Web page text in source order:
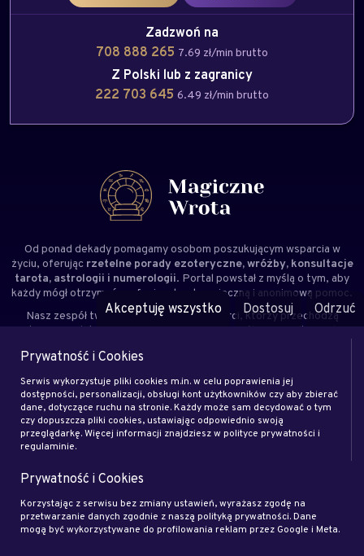
Zadzwoń na
708 888 265 7.69 zł/min brutto
Z Polski lub z zagranicy
222 703 645 6.49 zł/min brutto
Od ponad dekady pomagamy osobom poszukującym wsparcia w
życiu, oferując rzetelne porady ezoteryczne, wróżby, konsultacje
tarota, astrologii i numerologii. Portal powstał z myślą o tym, aby
każdy mógł otrzymać profesjonalną, bezpieczną i anonimową pomoc.
Nasz zespół tworzą doświadczenieksperci, którzy przechodzą
staranną selekcję i weryfikację – nie ma tu osób przypadkowych.
indywidualne potrzeby każdego Klienta.
miejsce, gdzie znajdziesz wskazówki, wsparcie i inspirację na co
dzień.
Pomoc
Jak dzwonić z zagranicy?
Rozmowa bez rejestracji
Zapłać gotówką i rozmawiaj bez limitów
Akceptuję wszystko Dostosuj Odrzuć
Prywatność i Cookies
Serwis wykorzystuje pliki cookies m.in. w celu poprawienia jej
dostępności, personalizacji, obsługi kont użytkowników czy aby zbierać
dane, dotyczące ruchu na stronie. Każdy może sam decydować o tym
czy dopuszcza pliki cookies, ustawiając odpowiednio swoją
przeglądarkę. Więcej informacji znajdziesz w polityce prywatności i
regulaminie.
Prywatność i Cookies
Korzystając z serwisu bez zmiany ustawień, wyrażasz zgodę na
przetwarzanie danych zgodnie z naszą polityką prywatności. Dane
mogą być wykorzystywane do profilowania reklam przez Google i Meta.